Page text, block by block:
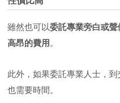
雖然也可以委託專業旁白或聲
高昂的費用。
此外，如果委託專業人士，
也需要時間。